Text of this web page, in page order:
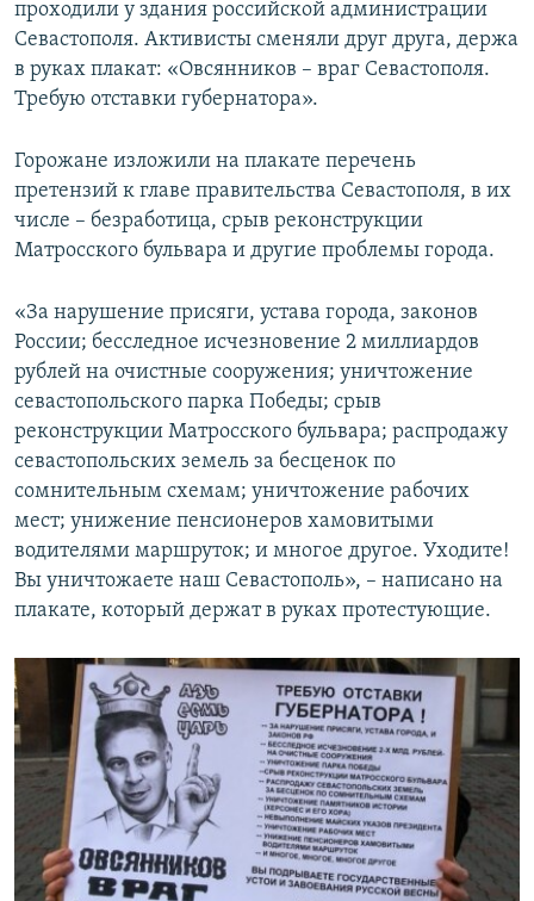
проходили у здания российской администрации
Севастополя. Активисты сменяли друг друга, держа
в руках плакат: «Овсянников – враг Севастополя.
Требую отставки губернатора».
Горожане изложили на плакате перечень
претензий к главе правительства Севастополя, в их
числе – безработица, срыв реконструкции
Матросского бульвара и другие проблемы города.
«За нарушение присяги, устава города, законов
России; бесследное исчезновение 2 миллиардов
рублей на очистные сооружения; уничтожение
севастопольского парка Победы; срыв
реконструкции Матросского бульвара; распродажу
севастопольских земель за бесценок по
сомнительным схемам; уничтожение рабочих
мест; унижение пенсионеров хамовитыми
водителями маршруток; и многое другое. Уходите!
Вы уничтожаете наш Севастополь», – написано на
плакате, который держат в руках протестующие.